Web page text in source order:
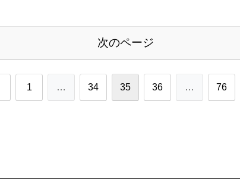
次のページ
1 … 34 35 36 … 76